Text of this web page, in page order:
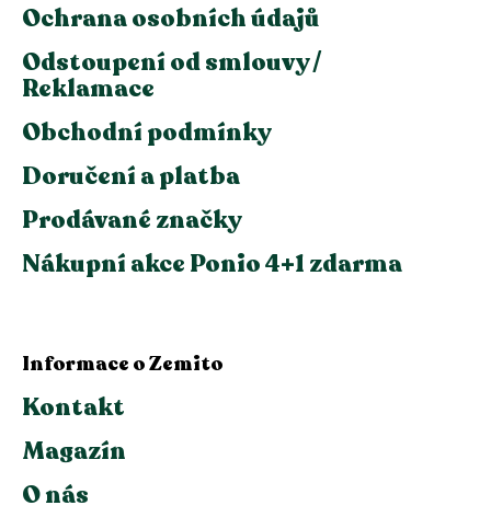
Ochrana osobních údajů
Odstoupení od smlouvy /
Reklamace
Obchodní podmínky
Doručení a platba
Prodávané značky
Nákupní akce Ponio 4+1 zdarma
Informace o Zemito
Kontakt
Magazín
O nás